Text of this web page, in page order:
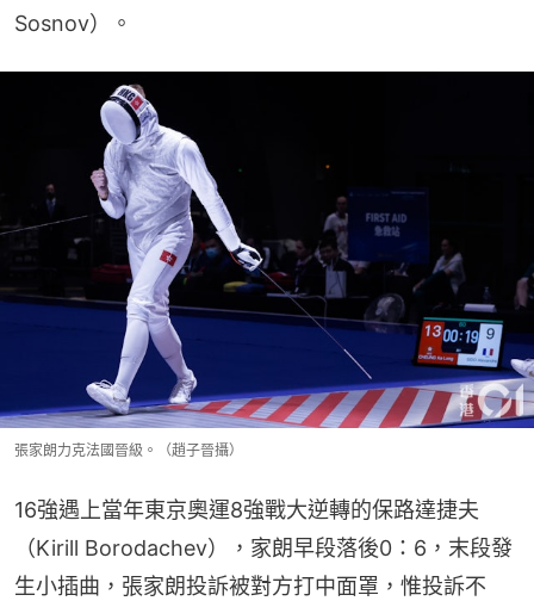
Sosnov）。
張家朗力克法國晉級。（趙子晉攝）
16強遇上當年東京奧運8強戰大逆轉的保路達捷夫
（Kirill Borodachev），家朗早段落後0：6，末段發
生小插曲，張家朗投訴被對方打中面罩，惟投訴不